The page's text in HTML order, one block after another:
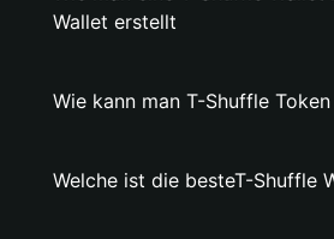
Wallet erstellt
Wie kann man T-Shuffle
Welche ist die besteT-Shuffle